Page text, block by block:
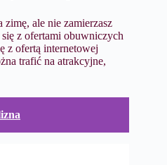
ale nie zamierzasz
się z ofertami obuwniczych
z ofertą internetowej
trafić na atrakcyjne,